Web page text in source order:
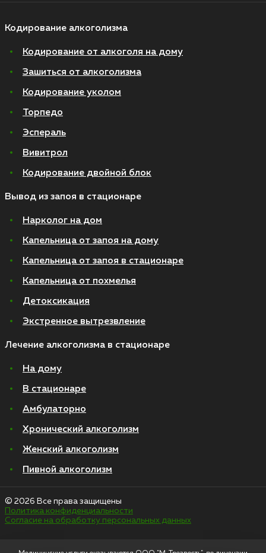
Кодирование алкоголизма
Кодирование от алкоголя на дому
Зашиться от алкоголизма
Кодирование уколом
Торпедо
Эспераль
Вивитрол
Кодирование двойной блок
Вывод из запоя в стационаре
Нарколог на дом
Капельница от запоя на дому
Капельница от запоя в стационаре
Капельница от похмелья
Детоксикация
Экстренное вытрезвление
Лечение алкоголизма в стационаре
На дому
В стационаре
Амбулаторно
Хронический алкоголизм
Женский алкоголизм
Пивной алкоголизм
© 2026 Все права защищены
Политика конфиденциальности
Согласие на обработку персональных данных